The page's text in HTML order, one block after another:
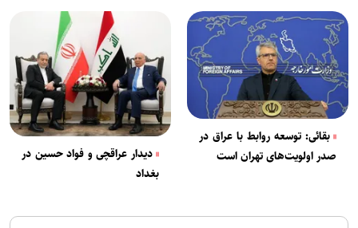
بقائی: توسعه روابط با عراق در
صدر اولویت‌های تهران است
دیدار عراقچی و فواد حسین در
بغداد